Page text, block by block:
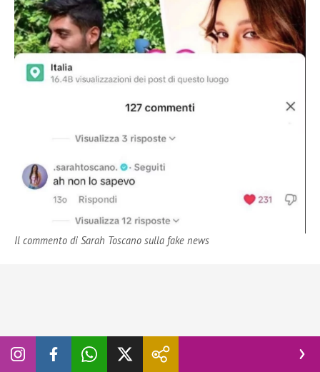
Il commento di Sarah Toscano sulla fake news